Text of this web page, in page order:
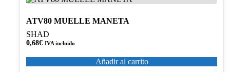
ATV80 MUELLE MANETA
SHAD
0,68€ IVA incluido
Añadir al carrito